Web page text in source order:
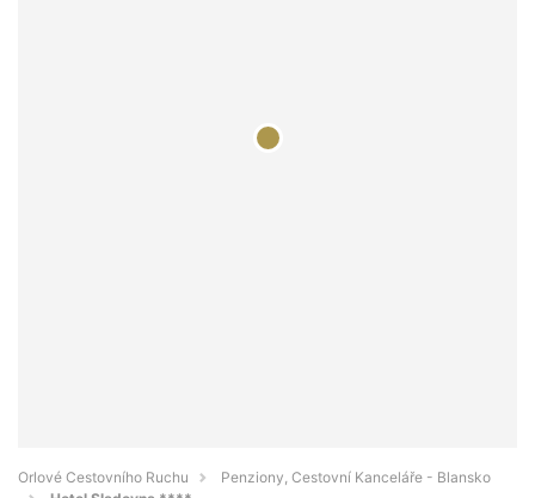
Orlové Cestovního Ruchu
Penziony, Cestovní Kanceláře - Blansko